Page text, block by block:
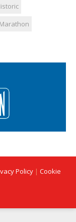
Policy| Cookie